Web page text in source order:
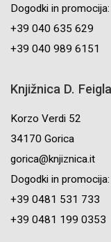
Dogodki in
+39 040 635 629
+39 040 989 6151
Knjižnica D. Feigla
Korzo Verdi 52
34170 Gorica
gorica@knjiznica.it
Dogodki in
+39 0481 531 733
+39 0481 199 0353